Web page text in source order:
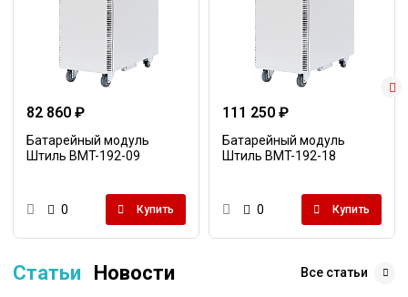
82 860 ₽
Батарейный модуль
Штиль BMT-192-09
0 Купить
111 250 ₽
Батарейный модуль
Штиль BMT-192-18
0 Купить
Статьи Новости Все статьи